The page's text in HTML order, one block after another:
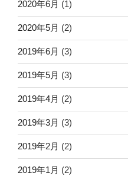
2020年6月 (1)
2020年5月 (2)
2019年6月 (3)
2019年5月 (3)
2019年4月 (2)
2019年3月 (3)
2019年2月 (2)
2019年1月 (2)